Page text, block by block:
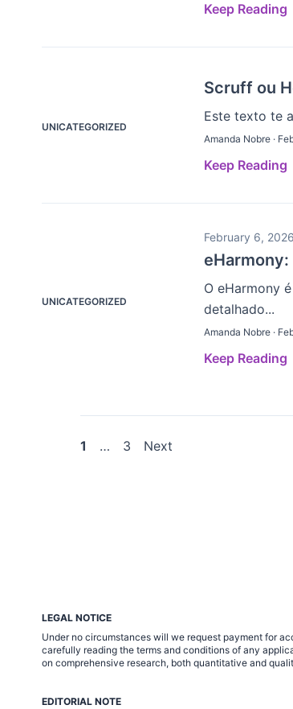
Keep Reading
UNICATEGORIZED
Scruff ou
Este texto te
Amanda Nobre ·
Keep Reading
UNICATEGORIZED
February 6, 2026
eHarmony:
O eHarmony
detalhado...
Amanda Nobre ·
Keep Reading
Posts
1 … 3 Next
LEGAL NOTICE
Under no circumstances will we request payment for
carefully reading the terms and conditions of any
on comprehensive research, both quantitative and
EDITORIAL NOTE